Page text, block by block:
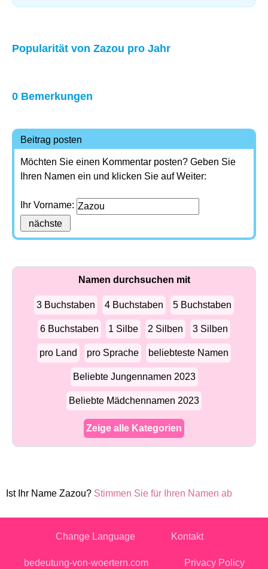
Popularität von Zazou pro Jahr
0 Bemerkungen
Beitrag posten
Möchten Sie einen Kommentar posten? Geben Sie
Ihren Namen ein und klicken Sie auf Weiter:
Ihr Vorname:
Namen durchsuchen mit
3 Buchstaben 4 Buchstaben 5 Buchstaben
6 Buchstaben 1 Silbe 2 Silben 3 Silben
pro Land pro Sprache beliebteste Namen
Beliebte Jungennamen 2023
Beliebte Mädchennamen 2023
Zeige alle Kategorien
Ist Ihr Name Zazou? Stimmen Sie für Ihren Namen ab
Change Language Kontakt
bedeutung-von-woertern.com Privacy Policy